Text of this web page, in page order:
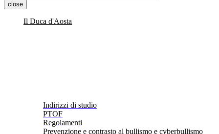
close
Il Duca d'Aosta
Indirizzi di studio
PTOF
Regolamenti
Prevenzione e contrasto al bullismo e cyberbullismo